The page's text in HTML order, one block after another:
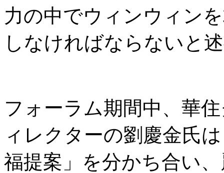
力の中でウィンウィン
しなければならないと
フォーラム期間中、華
ィレクターの劉慶金氏
福提案」を分かち合い